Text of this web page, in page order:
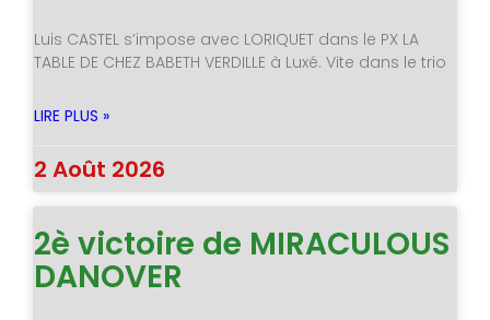
Luis CASTEL s’impose avec LORIQUET dans le PX LA
TABLE DE CHEZ BABETH VERDILLE à Luxé. Vite dans le trio
LIRE PLUS »
2 Août 2026
2è victoire de MIRACULOUS
DANOVER